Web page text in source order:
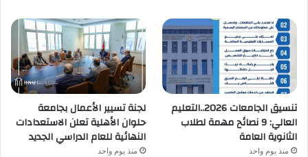
تنسيق الجامعات 2026..التعليم
العالي: 9 نصائح مهمة لطلاب
الثانوية العامة
منذ يوم واحد
لجنة تسيير الأعمال بجامعة
حلوان الأهلية تعلن الاستعدادات
النهائية للعام الدراسي الجديد
منذ يوم واحد